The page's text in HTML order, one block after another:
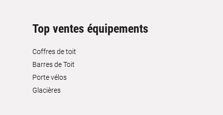
Top ventes équipements
Coffres de toit
Barres de Toit
Porte vélos
Glacières